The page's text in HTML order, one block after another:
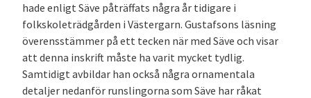
hade enligt Säve påträffats några år tidigare i
folkskoleträdgården i Västergarn. Gustafsons läsning
överensstämmer på ett tecken när med Säve och visar
att denna inskrift måste ha varit mycket tydlig.
Samtidigt avbildar han också några ornamentala
detaljer nedanför runslingorna som Säve har råkat